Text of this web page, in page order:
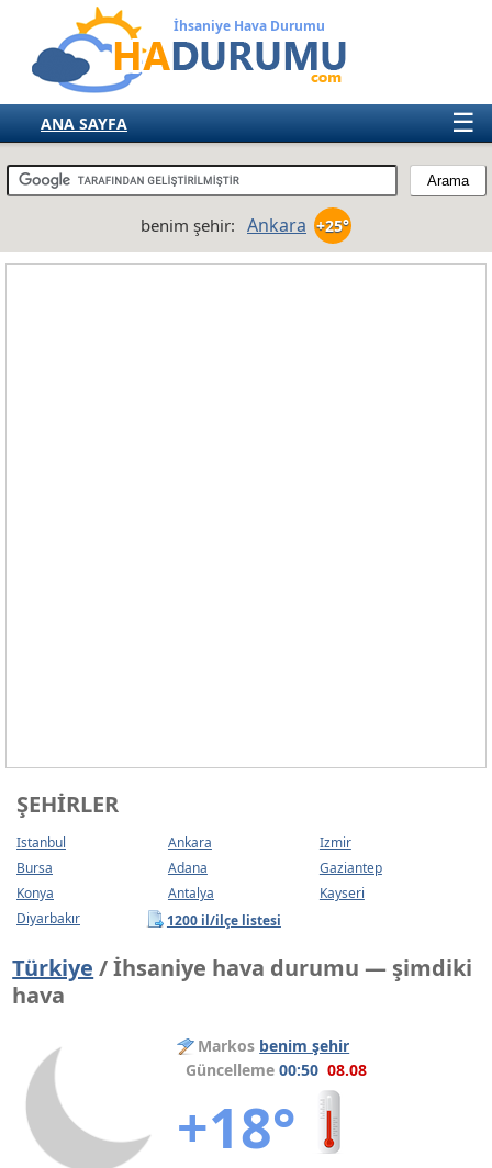
İhsaniye Hava Durumu
☰
ANA SAYFA
TÜRKİYE
AVRUPA
benim şehir: Ankara +25°
ŞEHIRLER
Istanbul Ankara
Izmir
Bursa
Adana
Gaziantep
Konya
Antalya
Kayseri
Diyarbakır
1200 il/ilçe listesi
Türkiye / İhsaniye hava durumu — şimdiki
hava
Markos benim şehir
Güncelleme00:50 08.08
+18°